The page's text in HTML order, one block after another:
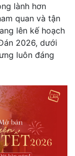
lành hơn
quan và tận
lên kế hoạch
2026, dưới
luôn đáng